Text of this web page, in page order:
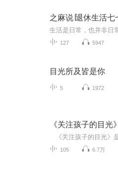
之麻说∣退休生活
127 5947
目光所及皆是你
5 1972
《关注孩子的目光》
105 6.7万